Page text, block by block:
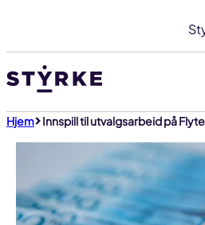
innhold
Hjem Innspill til utvalgsarbeid på